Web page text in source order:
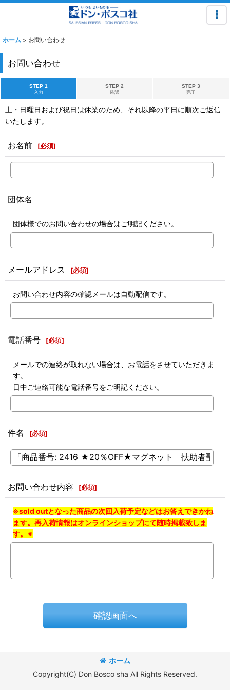
ホーム > お問い合わせ
お問い合わせ
STEP 1
入力
STEP 2
確認
STEP 3
完了
土・日曜日および祝日は休業のため、それ以降の平日に順次ご返信
いたします。
お名前 [必須]
団体名
団体様でのお問い合わせの場合はご明記ください。
メールアドレス [必須]
お問い合わせ内容の確認メールは自動配信です。
電話番号 [必須]
メールでの連絡が取れない場合は、お電話をさせていただきま
す。
日中ご連絡可能な電話番号をご明記ください。
件名 [必須]
お問い合わせ内容 [必須]
※sold outとなった商品の次回入荷予定などはお答えできかね
ます。再入荷情報はオンラインショップにて随時掲載致しま
す。※
確認画面へ
ホーム
Copyright(C) Don Bosco sha All Rights Reserved.